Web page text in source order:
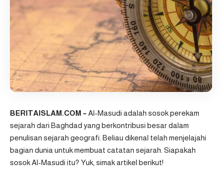
BERITAISLAM.COM – Al-Masudi adalah sosok perekam
sejarah dari Baghdad yang berkontribusi besar dalam
penulisan sejarah geografi. Beliau dikenal telah menjelajahi
bagian dunia untuk membuat catatan sejarah. Siapakah
sosok Al-Masudi itu? Yuk, simak artikel berikut!